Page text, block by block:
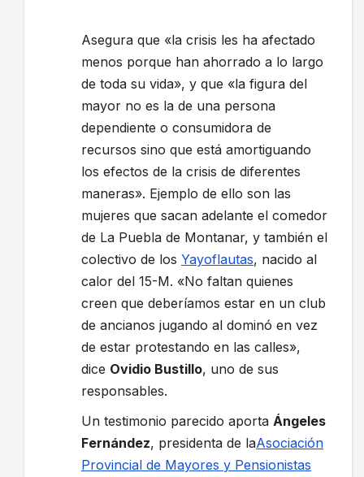
Asegura que «la crisis les ha afectado
menos porque han ahorrado a lo largo
de toda su vida», y que «la figura del
mayor no es la de una persona
dependiente o consumidora de
recursos sino que está amortiguando
los efectos de la crisis de diferentes
maneras». Ejemplo de ello son las
mujeres que sacan adelante el comedor
de La Puebla de Montanar, y también el
colectivo de los Yayoflautas, nacido al
calor del 15-M. «No faltan quienes
creen que deberíamos estar en un club
de ancianos jugando al dominó en vez
de estar protestando en las calles»,
dice Ovidio Bustillo, uno de sus
responsables.
Un testimonio parecido aporta Ángeles
Fernández, presidenta de laAsociación
Provincial de Mayores y Pensionistas